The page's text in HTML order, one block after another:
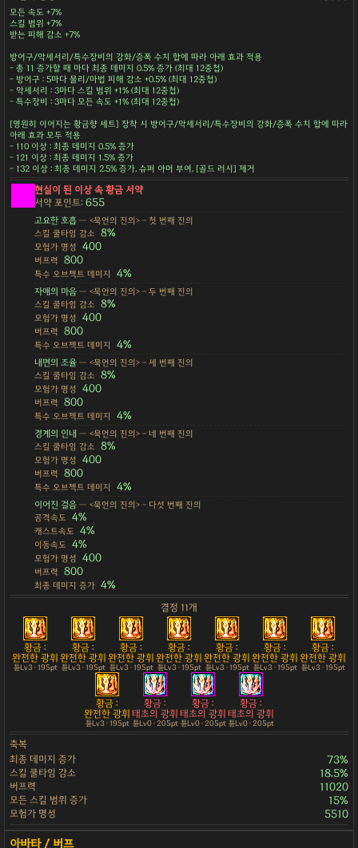
모든 속도 +7%
스킬 범위 +7%
받는 피해 감소 +7%
방어구/악세서리/특수장비의 강화/증폭 수치 합에 따라 아래 효과 적용
- 총 11 증가할 때 마다 최종 데미지 0.5% 증가 (최대 12중첩)
- 방어구 : 5마다 물리/마법 피해 감소 +0.5% (최대 12중첩)
- 악세서리 : 3마다 스킬 범위 +1% (최대 12중첩)
- 특수장비 : 3마다 모든 속도 +1% (최대 12중첩)
[영원히 이어지는 황금향 세트] 장착 시 방어구/악세서리/특수장비의 강화/증폭 수치 합에 따라
아래 효과 모두 적용
- 110 이상 : 최종 데미지 0.5% 증가
- 121 이상 : 최종 데미지 1.5% 증가
- 132 이상 : 최종 데미지 2.5% 증가, 슈퍼 아머 부여, [골드 러시] 제거
현실이 된 이상 속 황금 서약
서약 포인트:655
고요한 호흡— <묵언의 진의> - 첫 번째 진의
스킬 쿨타임 감소
8%
모험가 명성 400
버프력 800
특수 오브젝트 데미지 4%
자애의 마음— <묵언의 진의> - 두 번째 진의
스킬 쿨타임 감소
8%
모험가 명성 400
버프력 800
특수 오브젝트 데미지 4%
내면의 조율— <묵언의 진의> - 세 번째 진의
스킬 쿨타임 감소
8%
모험가 명성 400
버프력 800
특수 오브젝트 데미지 4%
경계의 인내— <묵언의 진의> - 네 번째 진의
스킬 쿨타임 감소
8%
모험가 명성 400
버프력 800
특수 오브젝트 데미지 4%
이어진 걸음— <묵언의 진의> - 다섯 번째 진의
공격속도
4%
캐스트속도 4%
이동속도 4%
모험가 명성 400
버프력 800
최종 데미지 증가 4%
결정 11개
황금 :
완전한 광휘
튠Lv3 · 195pt
황금 :
완전한 광휘
튠Lv3 · 195pt
황금 :
완전한 광휘
튠Lv3 · 195pt
황금 :
완전한 광휘
튠Lv3 · 195pt
황금 :
완전한 광휘
튠Lv3 · 195pt
황금 :
완전한 광휘
튠Lv3 · 195pt
황금 :
완전한 광휘
튠Lv3 · 195pt
황금 :
완전한 광휘
튠Lv3 · 195pt
황금 :
태초의 광휘
튠Lv0 · 205pt
황금 :
태초의 광휘
튠Lv0 · 205pt
황금 :
태초의 광휘
튠Lv0 · 205pt
축복
최종 데미지 증가
73%
스킬 쿨타임 감소 18.5%
버프력 11020
모든 스킬 범위 증가 15%
모험가 명성 5510